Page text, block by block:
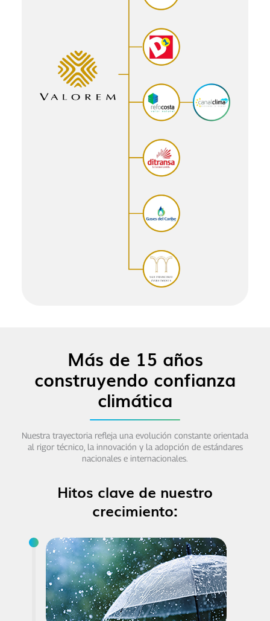
Más de 15 años
construyendo confianza
climática
Nuestra trayectoria refleja una evolución constante orientada
al rigor técnico, la innovación y la adopción de estándares
nacionales e internacionales.
Hitos clave de nuestro
crecimiento: